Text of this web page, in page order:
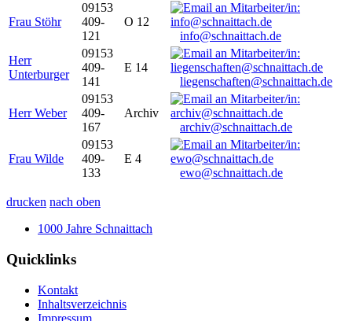
Frau Stöhr
09153
409-
121
O 12
info@schnaittach.de
Herr
Unterburger
09153
409-
141
E 14
liegenschaften@schnaittach.de
Herr Weber
09153
409-
167
Archiv
archiv@schnaittach.de
Frau Wilde
09153
409-
133
E 4
ewo@schnaittach.de
drucken nach oben
1000 Jahre Schnaittach
Quicklinks
Kontakt
Inhaltsverzeichnis
Impressum